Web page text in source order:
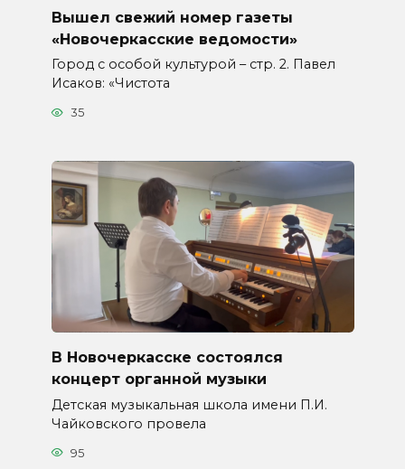
Вышел свежий номер газеты
«Новочеркасские ведомости»
Город с особой культурой – стр. 2. Павел
Исаков: «Чистота
35
В Новочеркасске состоялся
концерт органной музыки
Детская музыкальная школа имени П.И.
Чайковского провела
95